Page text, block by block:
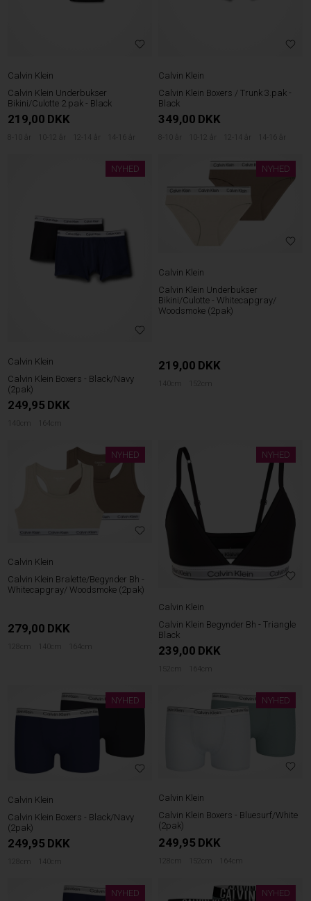
Calvin Klein
Calvin Klein Underbukser
Bikini/Culotte 2.pak - Black
219,00 DKK
8-10 år 10-12 år 12-14 år 14-16 år
Calvin Klein
Calvin Klein Boxers / Trunk 3.pak -
Black
349,00 DKK
8-10 år 10-12 år 12-14 år 14-16 år
NYHED
Calvin Klein
Calvin Klein Boxers - Black/Navy
(2pak)
249,95 DKK
140cm 164cm
NYHED
Calvin Klein
Calvin Klein Underbukser
Bikini/Culotte - Whitecapgray/
Woodsmoke (2pak)
219,00 DKK
140cm 152cm
NYHED
Calvin Klein
Calvin Klein Bralette/Begynder Bh -
Whitecapgray/ Woodsmoke (2pak)
279,00 DKK
128cm 140cm 164cm
NYHED
Calvin Klein
Calvin Klein Begynder Bh - Triangle
Black
239,00 DKK
152cm 164cm
NYHED
Calvin Klein
Calvin Klein Boxers - Black/Navy
(2pak)
249,95 DKK
128cm 140cm
NYHED
Calvin Klein
Calvin Klein Boxers - Bluesurf/White
(2pak)
249,95 DKK
128cm 152cm 164cm
NYHED NYHED